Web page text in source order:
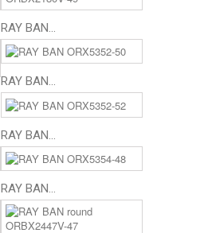
RAY BAN...
RAY BAN...
RAY BAN...
RAY BAN...